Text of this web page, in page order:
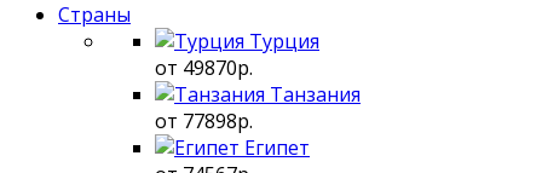
Страны
Турция
от 49870р.
Танзания
от 77898р.
Египет